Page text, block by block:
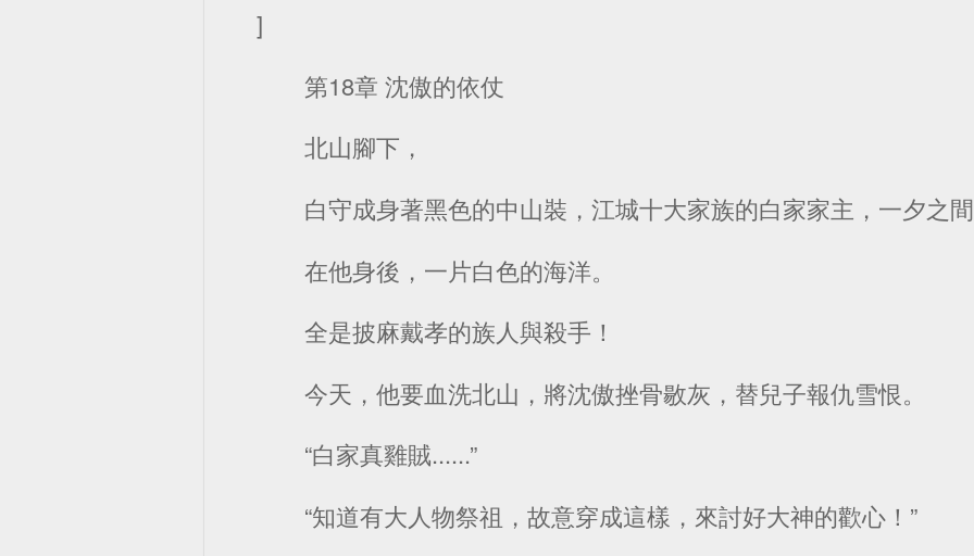
]
第18章 沈傲的依仗
北山腳下，
白守成身著黑色的中山裝，江城十大家族的白家家主，一夕之間
在他身後，一片白色的海洋。
全是披麻戴孝的族人與殺手！
今天，他要血洗北山，將沈傲挫骨敭灰，替兒子報仇雪恨。
“白家真雞賊......”
“知道有大人物祭祖，故意穿成這樣，來討好大神的歡心！”